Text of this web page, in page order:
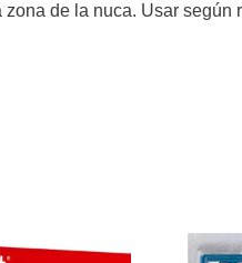
de la nuca. Usar según